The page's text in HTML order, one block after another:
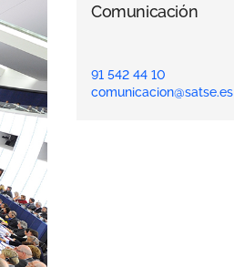
Comunicación
91 542 44 10
comunicacion@satse.es